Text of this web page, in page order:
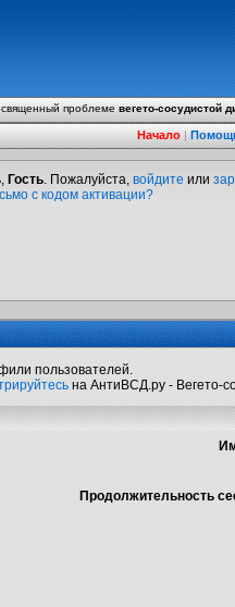
проблемевегето-сосудистой
Начало|
Гость. Пожалуйста, войдите или
с кодом активации?
пользователей.
на АнтиВСД.ру - Вегето-
Продолжительность